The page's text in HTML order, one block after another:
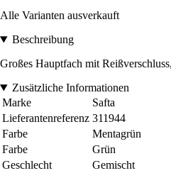
Alle Varianten ausverkauft
Beschreibung
Großes Hauptfach mit
Zusätzliche Informationen
Marke
Safta
Lieferantenreferenz 311944
Farbe
Mentagrün
Farbe
Grün
Geschlecht
Gemischt